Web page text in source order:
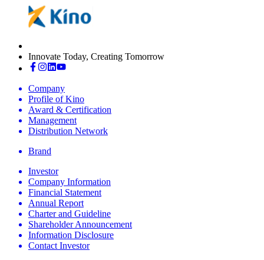
Innovate Today, Creating Tomorrow
Company
Profile of Kino
Award & Certification
Management
Distribution Network
Brand
Investor
Company Information
Financial Statement
Annual Report
Charter and Guideline
Shareholder Announcement
Information Disclosure
Contact Investor